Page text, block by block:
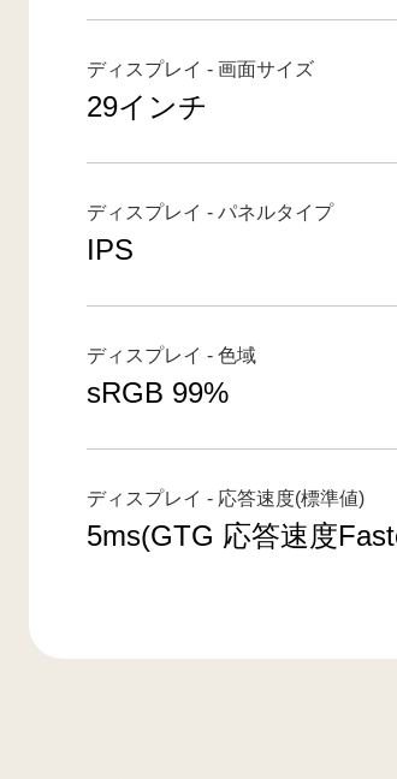
ディスプレイ - 画面サイズ
29インチ
ディスプレイ - パネルタイプ
IPS
ディスプレイ - 色域
sRGB 99%
ディスプレイ - 応答速度(標準値)
5ms(GTG 応答速度